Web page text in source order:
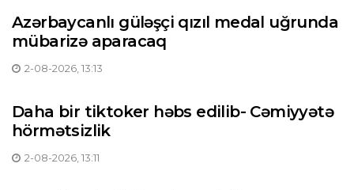
Azərbaycanlı güləşçi qızıl medal uğrunda
mübarizə aparacaq
2-08-2026, 13:13
Daha bir tiktoker həbs edilib- Cəmiyyətə
hörmətsizlik
2-08-2026, 13:11